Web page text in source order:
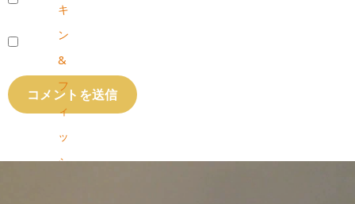
キ
ン
&
フ
ィ
ッ
シ